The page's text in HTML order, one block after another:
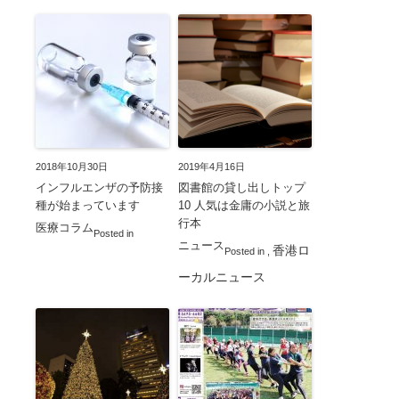
2018年10月30日
インフルエンザの予防接
種が始まっています
Posted in
医療コラム
2019年4月16日
図書館の貸し出しトップ
10 人気は金庸の小説と旅
行本
Posted in
ニュース
香港ロ
ーカルニュース